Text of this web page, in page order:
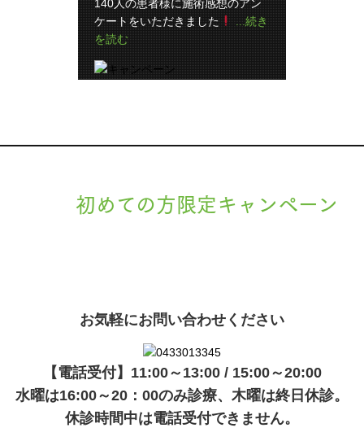
140人の患者様に施術感想のアン
ケートをいただきました
...続き
を読む
初めての方限定キャンペーン
お気軽にお問い合わせください
【電話受付】11:00～13:00 / 15:00～20:00
水曜は16:00～20：00のみ診療、木曜は終日休診。
休診時間中は電話受付できません。